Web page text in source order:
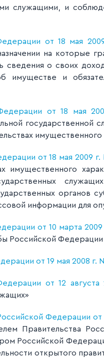
служащими, и
от 18 мая
на которые
сведения о своих
и
от 18 мая
государственной
имущественного
от 18 мая 2009
имущественного
органов
информации для
от 10 марта
Российской Федерации
от 19 мая 2008 г.
от 12
Федерации от
Правительства
Российской
открытого